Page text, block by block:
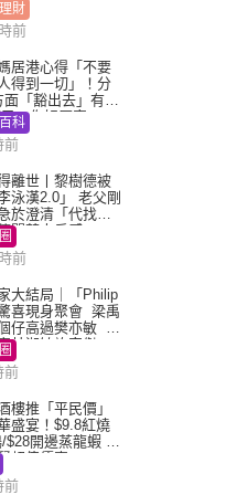
財
前
居港心得「不要
得到一切」！分
面「豁出去」有著
：你好厲害
科
前
離世丨黎樹德被
泳漢2.0」 老父剛
於澄清「代找卡
聞惹人反感
前
大結局｜「Philip
喜現身聚會 梁禹
仔高過樊亦敏 超
林淑敏許家傑
前
樓推「平民價」
盛宴！$9.8紅燒
/$28開邊蒸龍蝦 3
超值優惠
前